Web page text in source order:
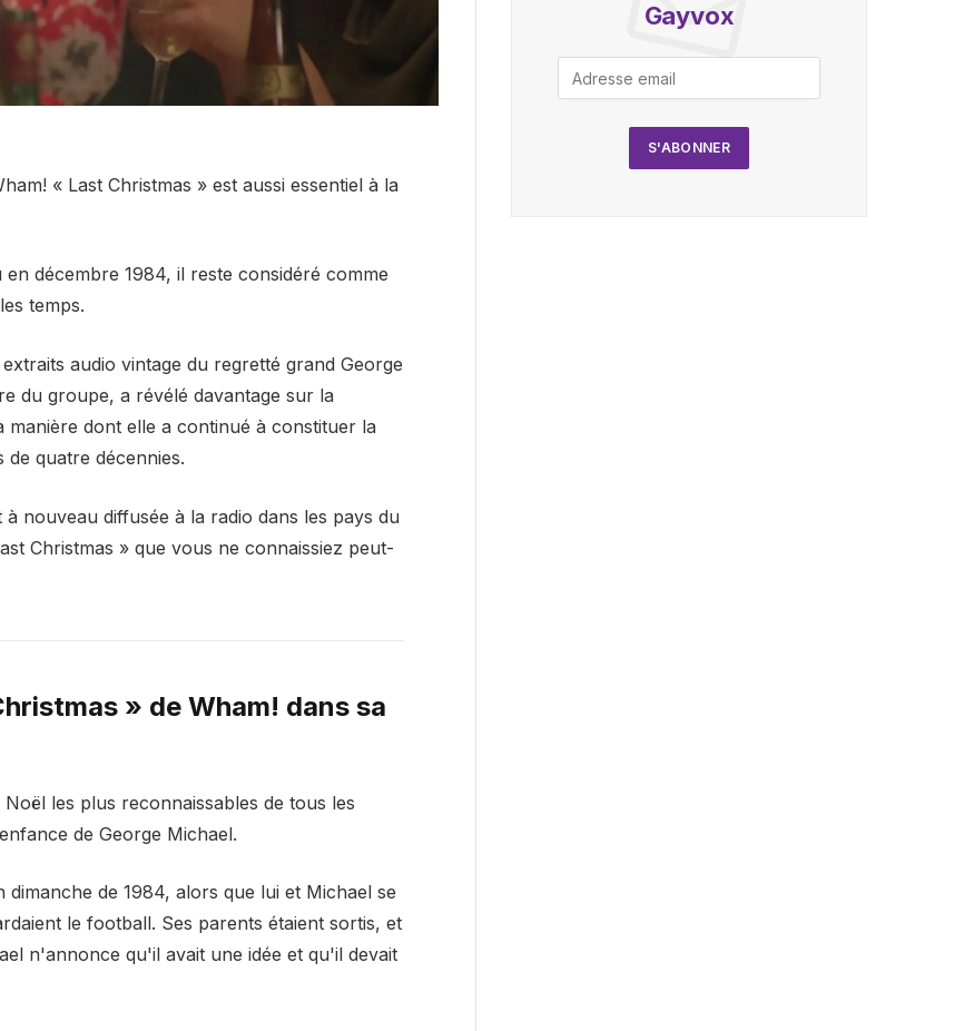
« Last Christmas » est aussi essentiel à la
décembre 1984, il reste considéré comme
temps.
extraits audio vintage du regretté grand George
du groupe, a révélé davantage sur la
manière dont elle a continué à constituer la
quatre décennies.
nouveau diffusée à la radio dans les pays du
Christmas » que vous ne connaissiez peut-
» de Wham! dans sa
les plus reconnaissables de tous les
de George Michael.
dimanche de 1984, alors que lui et Michael se
le football. Ses parents étaient sortis, et
n'annonce qu'il avait une idée et qu'il devait
Gayvox